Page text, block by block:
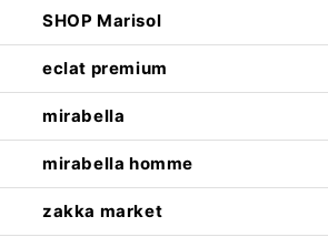
SHOP Marisol
eclat premium
mirabella
mirabella homme
zakka market